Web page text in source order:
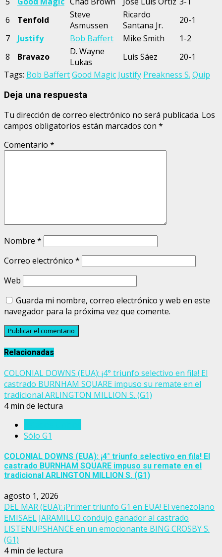
6
Tenfold
Steve
Asmussen
Ricardo
Santana Jr.
20-1
7
Justify Bob Baffert Mike Smith
1-2
8
Bravazo
D. Wayne
Lukas
Luis Sáez
20-1
Tags: Bob BaffertGood Magic Justify Preakness S. Quip
Deja una respuesta
Tu dirección de correo electrónico no será publicada. Los
campos obligatorios están marcados con *
Comentario *
Nombre *
Correo electrónico *
Web
Guarda mi nombre, correo electrónico y web en este
navegador para la próxima vez que comente.
Relacionadas
COLONIAL DOWNS (EUA): ¡4° triunfo selectivo en fila! El
castrado BURNHAM SQUARE impuso su remate en el
tradicional ARLINGTON MILLION S. (G1)
4 min de lectura
Sólo G1
COLONIAL DOWNS (EUA): ¡4° triunfo selectivo en fila! El
castrado BURNHAM SQUARE impuso su remate en el
tradicional ARLINGTON MILLION S. (G1)
agosto 1, 2026
DEL MAR (EUA): ¡Primer triunfo G1 en EUA! El venezolano
EMISAEL JARAMILLO condujo ganador al castrado
LISTENUPSHANCE en un emocionante BING CROSBY S.
(G1)
4 min de lectura